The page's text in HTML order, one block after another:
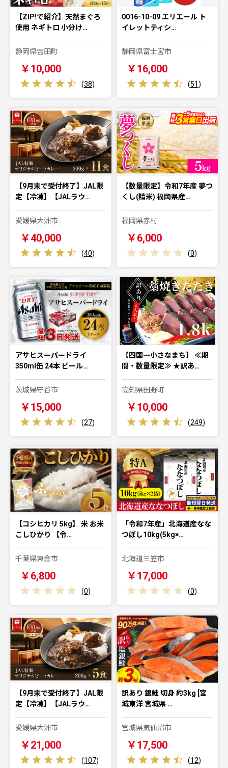
【ZIP!で紹介】天然まぐろ
使用 ネギトロ 小分け…
静岡県吉田町
￥10,000
(38)
0016-10-09 エリエール ト
イレットティシ…
静岡県富士宮市
￥16,000
(51)
【9月末で受付終了】JAL限
定【冷凍】【JALラウ…
愛媛県大洲市
￥40,000
(40)
【数量限定】令和7年産 夢つ
くし(精米) 福岡県産…
福岡県赤村
￥6,000
(0)
アサヒスーパードライ
350ml缶 24本 ビール…
茨城県守谷市
￥15,000
(27)
【四国一小さなまち】 ≪期
間・数量限定≫ ★訳あ…
高知県田野町
￥10,000
(249)
【コシヒカリ 5kg】 米 お米
こしひかり 【令…
千葉県東金市
￥6,800
(0)
「令和7年産」北海道産なな
つぼし10kg(5kg×…
北海道三笠市
￥17,000
(0)
【9月末で受付終了】JAL限
定【冷凍】【JALラウ…
愛媛県大洲市
￥21,000
(107)
訳あり 銀鮭 切身 約3kg [宮
城東洋 宮城県 …
宮城県気仙沼市
￥17,500
(12)